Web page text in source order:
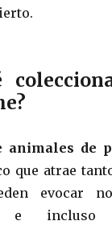
animales de
que atrae
evocar
e